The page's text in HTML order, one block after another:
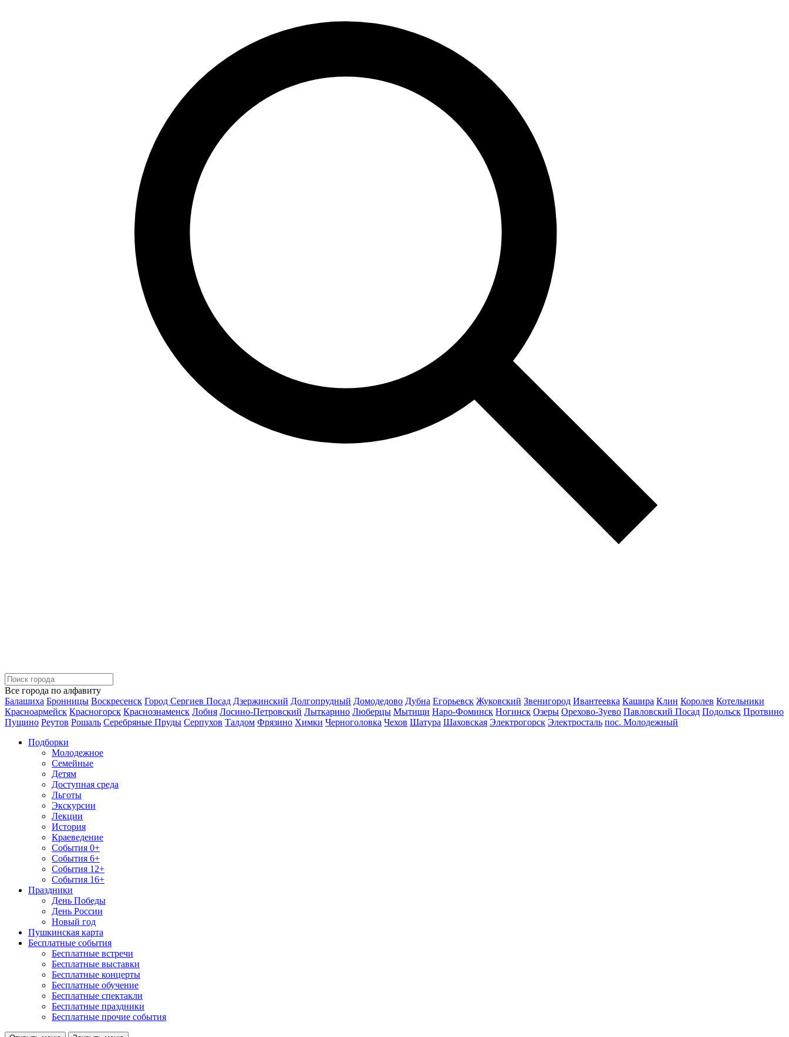
Все города по алфавиту
Балашиха Бронницы Воскресенск Город Сергиев Посад Дзержинский Долгопрудный Домодедово Дубна Егорьевск Жуковский Звенигород Ивантеевка Кашира Клин Королев Котельники
Красноармейск Красногорск Краснознаменск Лобня Лосино-Петровский Лыткарино Люберцы Мытищи Наро-Фоминск Ногинск Озеры Орехово-Зуево Павловский Посад Подольск Протвино
Пущино Реутов Рошаль Серебряные Пруды Серпухов Талдом Фрязино Химки Черноголовка Чехов Шатура Шаховская Электрогорск Электросталь пос. Молодежный
Подборки
Молодежное
Семейные
Детям
Доступная среда
Льготы
Экскурсии
Лекции
История
Краеведение
События 0+
События 6+
События 12+
События 16+
Праздники
День Победы
День России
Новый год
Пушкинская карта
Бесплатные события
Бесплатные встречи
Бесплатные выставки
Бесплатные концерты
Бесплатные обучение
Бесплатные спектакли
Бесплатные праздники
Бесплатные прочие события